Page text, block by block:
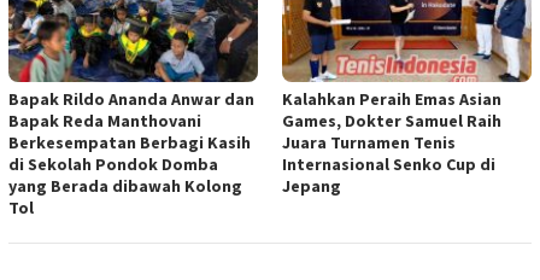
Bapak Rildo Ananda Anwar dan
Bapak Reda Manthovani
Berkesempatan Berbagi Kasih
di Sekolah Pondok Domba
yang Berada dibawah Kolong
Tol
Kalahkan Peraih Emas Asian
Games, Dokter Samuel Raih
Juara Turnamen Tenis
Internasional Senko Cup di
Jepang